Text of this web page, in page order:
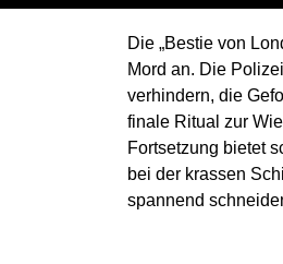
Die „Bestie von
Mord an. Die
verhindern, die
finale Ritual zur
Fortsetzung bietet
bei der krassen
spannend